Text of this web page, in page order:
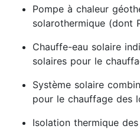
Pompe à chaleur
solarothermique (dont
Chauffe-eau solaire
solaires pour le
Système solaire
pour le chauffage des
Isolation thermique